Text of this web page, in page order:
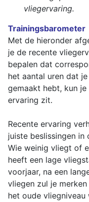
vliegervaring.
Trainingsbarometer
Met de hieronder
je de recente
bepalen dat
het aantal uren dat
gemaakt hebt, kun
ervaring zit.
Recente ervaring
juiste beslissingen in
Wie weinig vliegt of
heeft een lage
voorjaar, na een
vliegen zul je
het oude vliegniveau